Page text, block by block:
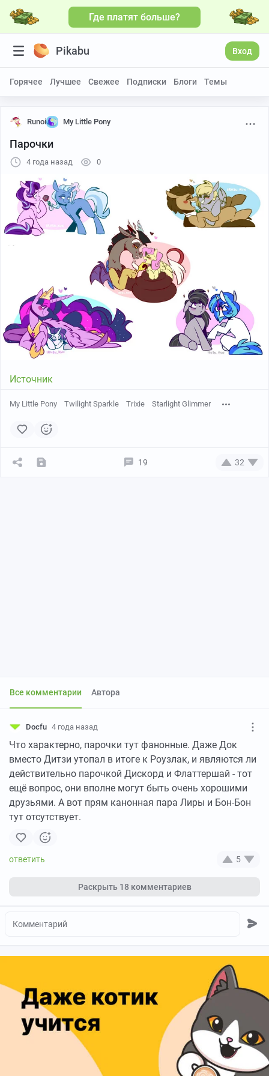
Где платят больше?
Pikabu Вход
Горячее Лучшее Свежее Подписки Блоги Темы
Runoi My Little Pony
Парочки
4 года назад 0
Источник
My Little Pony Twilight Sparkle Trixie Starlight Glimmer
19 32
Все комментарии Автора
Docfu 4 года назад
Что характерно, парочки тут фанонные. Даже Док
вместо Дитзи утопал в итоге к Роузлак, и являются ли
действительно парочкой Дискорд и Флаттершай - тот
ещё вопрос, они вполне могут быть очень хорошими
друзьями. А вот прям канонная пара Лиры и Бон-Бон
тут отсутствует.
5
Раскрыть 18 комментариев